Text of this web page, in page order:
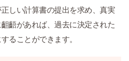
しい計算書の提出を求め、真実
齬があれば、過去に決定された
ることができます。